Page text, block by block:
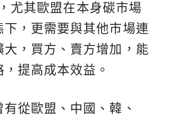
尤其歐盟在本身碳市場
下，更需要與其他市場連
大，買方、賣方增加，能
提高成本效益。
從歐盟、中國、韓、